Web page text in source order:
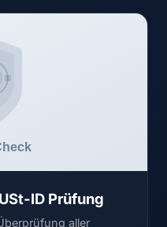
ID Prüfung
aller